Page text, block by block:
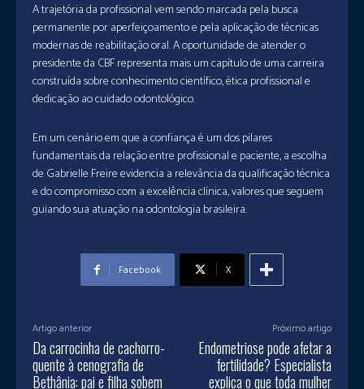
A trajetória da profissional vem sendo marcada pela busca
permanente por aperfeiçoamento e pela aplicação de técnicas
modernas de reabilitação oral. A oportunidade de atender o
presidente da CBF representa mais um capítulo de uma carreira
construída sobre conhecimento científico, ética profissional e
dedicação ao cuidado odontológico.
Em um cenário em que a confiança é um dos pilares
fundamentais da relação entre profissional e paciente, a escolha
de Gabrielle Freire evidencia a relevância da qualificação técnica
e do compromisso com a excelência clínica, valores que seguem
guiando sua atuação na odontologia brasileira.
Facebook X
Artigo anterior
Da carrocinha de cachorro-
quente à cenografia de
Bethânia: pai e filha sobem
Próximo artigo
Endometriose pode afetar a
fertilidade? Especialista
explica o que toda mulher